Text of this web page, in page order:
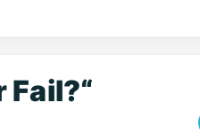
Fail?“